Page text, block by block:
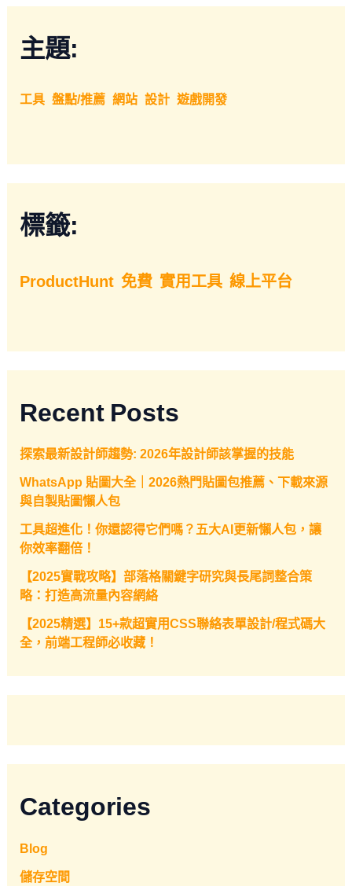
主題:
工具 盤點/推薦 網站 設計 遊戲開發
標籤:
ProductHunt 免費 實用工具 線上平台
Recent Posts
探索最新設計師趨勢: 2026年設計師該掌握的技能
WhatsApp 貼圖大全｜2026熱門貼圖包推薦、下載來源
與自製貼圖懶人包
工具超進化！你還認得它們嗎？五大AI更新懶人包，讓
你效率翻倍！
【2025實戰攻略】部落格關鍵字研究與長尾詞整合策
略：打造高流量內容網絡
【2025精選】15+款超實用CSS聯絡表單設計/程式碼大
全，前端工程師必收藏！
Categories
Blog
儲存空間